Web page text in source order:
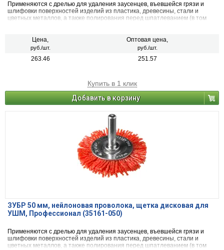
Применяются с дрелью для удаления заусенцев, въевшейся грязи и
шлифовки поверхностей изделий из пластика, древесины, стали и
цветных металлов, а также полирования перед шпатлеванием (в том
Цена,
руб./шт.
Оптовая цена,
руб./шт.
263.46 251.57
Купить в 1 клик
Добавить в корзину
ЗУБР 50 мм, нейлоновая проволока, щетка дисковая для
УШМ, Профессионал (35161-050)
Применяются с дрелью для удаления заусенцев, въевшейся грязи и
шлифовки поверхностей изделий из пластика, древесины, стали и
цветных металлов, а также полирования перед шпатлеванием (в том